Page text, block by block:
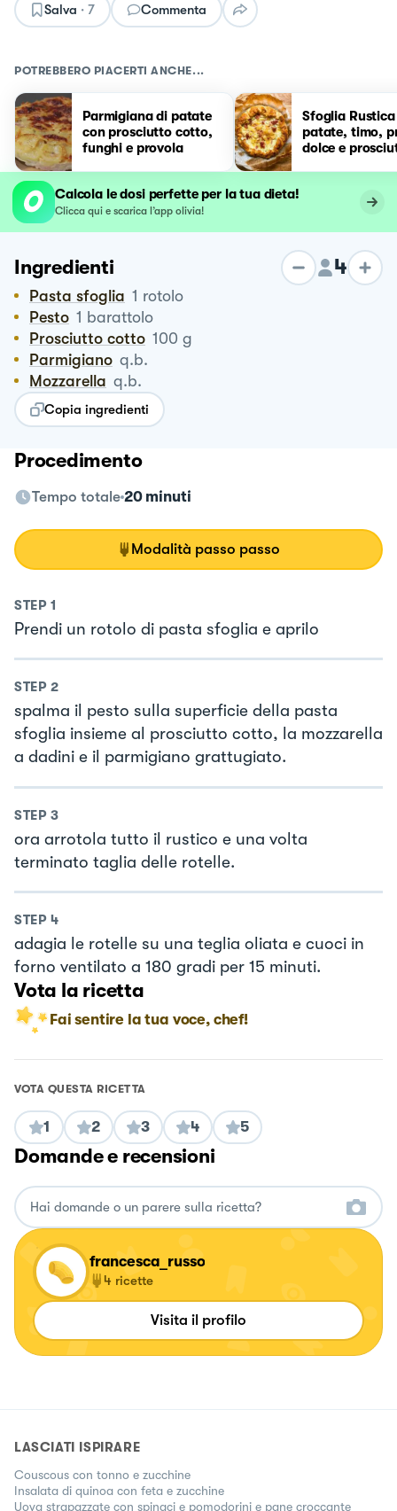
Salva · 7 Commenta
POTREBBERO PIACERTI ANCHE...
Parmigiana di patate
con prosciutto cotto,
funghi e provola
Sfoglia
patate, timo,
dolce e
Calcola le dosi perfette per la tua dieta!
Clicca qui e scarica l’app olivia!
Ingredienti 4
Pasta sfoglia 1 rotolo
Pesto 1 barattolo
Prosciutto cotto 100 g
Parmigiano q.b.
Mozzarella q.b.
Copia ingredienti
Procedimento
Tempo totale 20 minuti
Modalità passo passo
STEP 1
Prendi un rotolo di pasta sfoglia e aprilo
STEP 2
spalma il pesto sulla superficie della pasta
sfoglia insieme al prosciutto cotto, la mozzarella
a dadini e il parmigiano grattugiato.
STEP 3
ora arrotola tutto il rustico e una volta
terminato taglia delle rotelle.
STEP 4
adagia le rotelle su una teglia oliata e cuoci in
forno ventilato a 180 gradi per 15 minuti.
Vota la ricetta
Fai sentire la tua voce, chef!
VOTA QUESTA RICETTA
1 2 3 4 5
Domande e recensioni
francesca_russo
4 ricette
Visita il profilo
LASCIATI ISPIRARE
Couscous con tonno e zucchine
Insalata di quinoa con feta e zucchine
Uova strapazzate con spinaci e pomodorini e pane croccante